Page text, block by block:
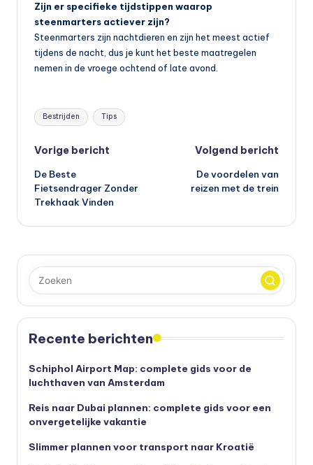
Zijn er specifieke tijdstippen waarop
steenmarters actiever zijn?
Steenmarters zijn nachtdieren en zijn het meest actief
tijdens de nacht, dus je kunt het beste maatregelen
nemen in de vroege ochtend of late avond.
Tags:
Bestrijden Tips
Bericht
navigatie
Vorige bericht
De Beste
Fietsendrager Zonder
Trekhaak Vinden
Volgend bericht
De voordelen van
reizen met de trein
Recente berichten
Schiphol Airport Map: complete gids voor de
luchthaven van Amsterdam
Reis naar Dubai plannen: complete gids voor een
onvergetelijke vakantie
Slimmer plannen voor transport naar Kroatië